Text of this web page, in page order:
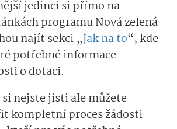
jedinci si přímo na
programu Nová zelená
najít sekci „Jak na to“, kde
potřebné informace
o dotaci.
nejste jisti ale můžete
kompletní proces žádosti